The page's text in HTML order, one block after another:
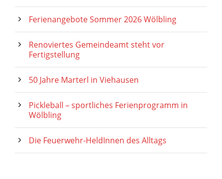
Ferienangebote Sommer 2026 Wölbling
Renoviertes Gemeindeamt steht vor
Fertigstellung
50 Jahre Marterl in Viehausen
Pickleball – sportliches Ferienprogramm in
Wölbling
Die Feuerwehr-HeldInnen des Alltags